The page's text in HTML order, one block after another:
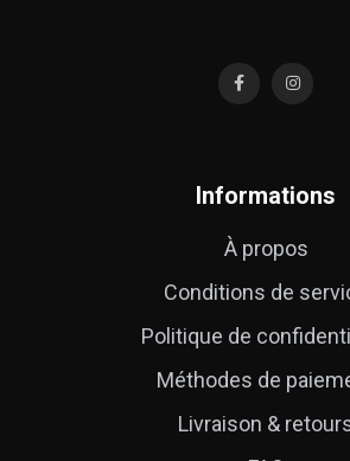
Informations
À propos
Conditions de
Politique de
Méthodes de
Livraison &